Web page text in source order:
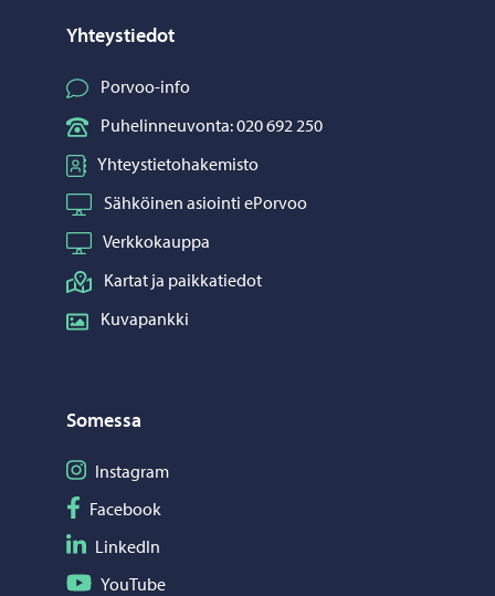
Yhteystiedot
Porvoo-info
Puhelinneuvonta: 020 692 250
Yhteystietohakemisto
Sähköinen asiointi ePorvoo
Verkkokauppa
Kartat ja paikkatiedot
Kuvapankki
Somessa
Seuraa Instagram
Instagram
Seuraa Facebook
Facebook
Seuraa LinkedIn
LinkedIn
Seuraa YouTube
YouTube